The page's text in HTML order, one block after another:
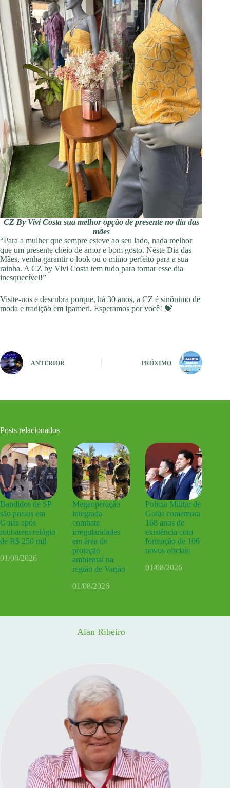
CZ By Vivi Costa sua melhor opção de presente no dia das
mães
“Para a mulher que sempre esteve ao seu lado, nada melhor
que um presente cheio de amor e bom gosto. Neste Dia das
Mães, venha garantir o look ou o mimo perfeito para a sua
rainha. A CZ by Vivi Costa tem tudo para tornar esse dia
inesquecível!”
Visite-nos e descubra porque, há 30 anos, a CZ é sinônimo de
moda e tradição em Ipameri. Esperamos por você! 💝
ANTERIOR PRÓXIMO
Posts relacionados
Bandidos de SP
são presos em
Goiás após
roubarem relógio
de R$ 250 mil
01/08/2026
Megaoperação
integrada
combate
irregularidades
em área de
proteção
ambiental na
região de Varjão
01/08/2026
Polícia Militar de
Goiás comemora
168 anos de
existência com
formação de 106
novos oficiais
01/08/2026
Alan Ribeiro